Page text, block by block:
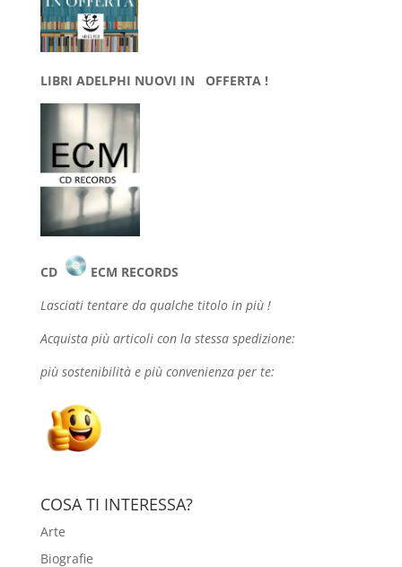
LIBRI ADELPHI NUOVI IN OFFERTA !
CD
ECM RECORDS
Lasciati tentare da qualche titolo in più !
Acquista più articoli con la stessa spedizione:
più sostenibilità e più convenienza per te:
COSA TI INTERESSA?
Arte
Biografie